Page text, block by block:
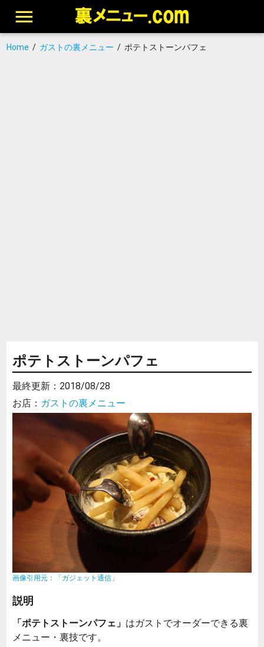
Home/ ガストの裏メニュー / ポテトストーンパフェ
ポテトストーンパフェ
最終更新： 2018/08/28
お店： ガストの裏メニュー
画像引用元：「ガジェット通信」
説明
「ポテトストーンパフェ」 はガストでオーダーできる裏
メニュー・裏技です。